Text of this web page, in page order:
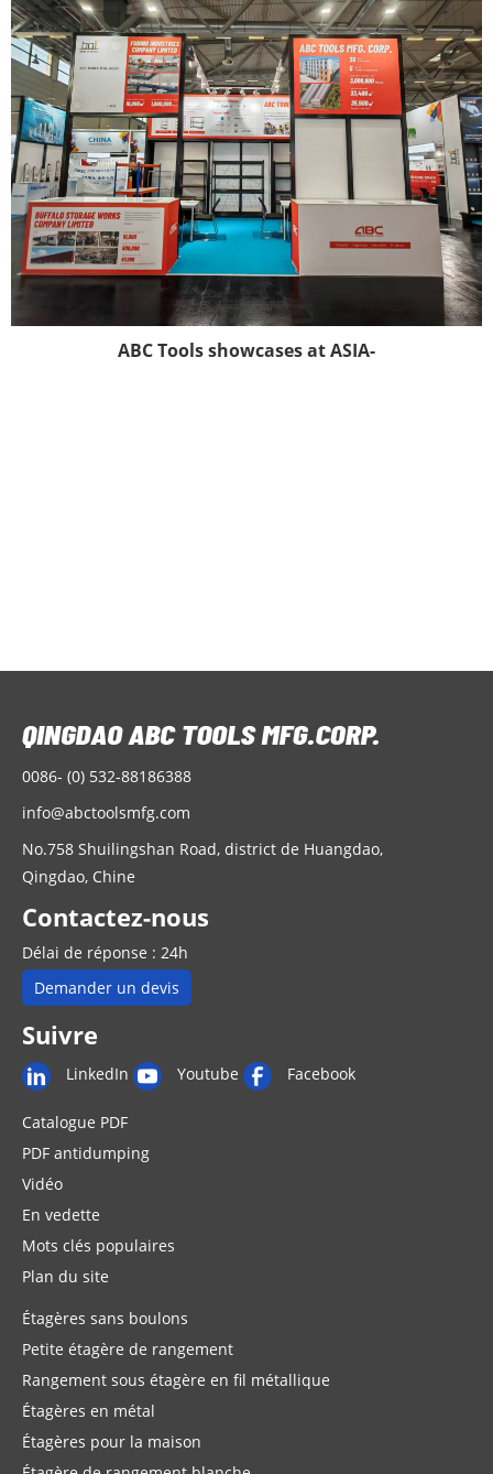
ABC Tools showcases at ASIA-
0086- (0) 532-88186388
info@abctoolsmfg.com
No.758 Shuilingshan Road, district de Huangdao,
Qingdao, Chine
Contactez-nous
Délai de réponse : 24h
Demander un devis
Suivre
LinkedIn Youtube Facebook
Catalogue PDF
PDF antidumping
Vidéo
En vedette
Mots clés populaires
Plan du site
Étagères sans boulons
Petite étagère de rangement
Rangement sous étagère en fil métallique
Étagères en métal
Étagères pour la maison